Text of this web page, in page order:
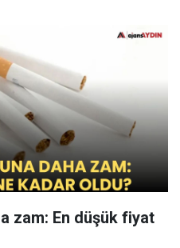
zam: En düşük fiyat